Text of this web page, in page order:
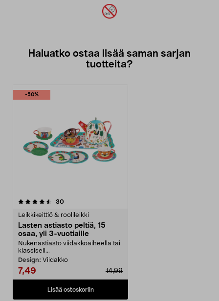
Haluatko ostaa lisää saman sarjan
tuotteita?
-50%
30arvostelut
Leikkikeittiö & roolileikki
Lasten astiasto peltiä, 15
osaa, yli 3-vuotiaille
Nukenastiasto viidakkoaiheella tai
klassisell...
Design: Viidakko
14,99
7,49
Lisää ostoskoriin